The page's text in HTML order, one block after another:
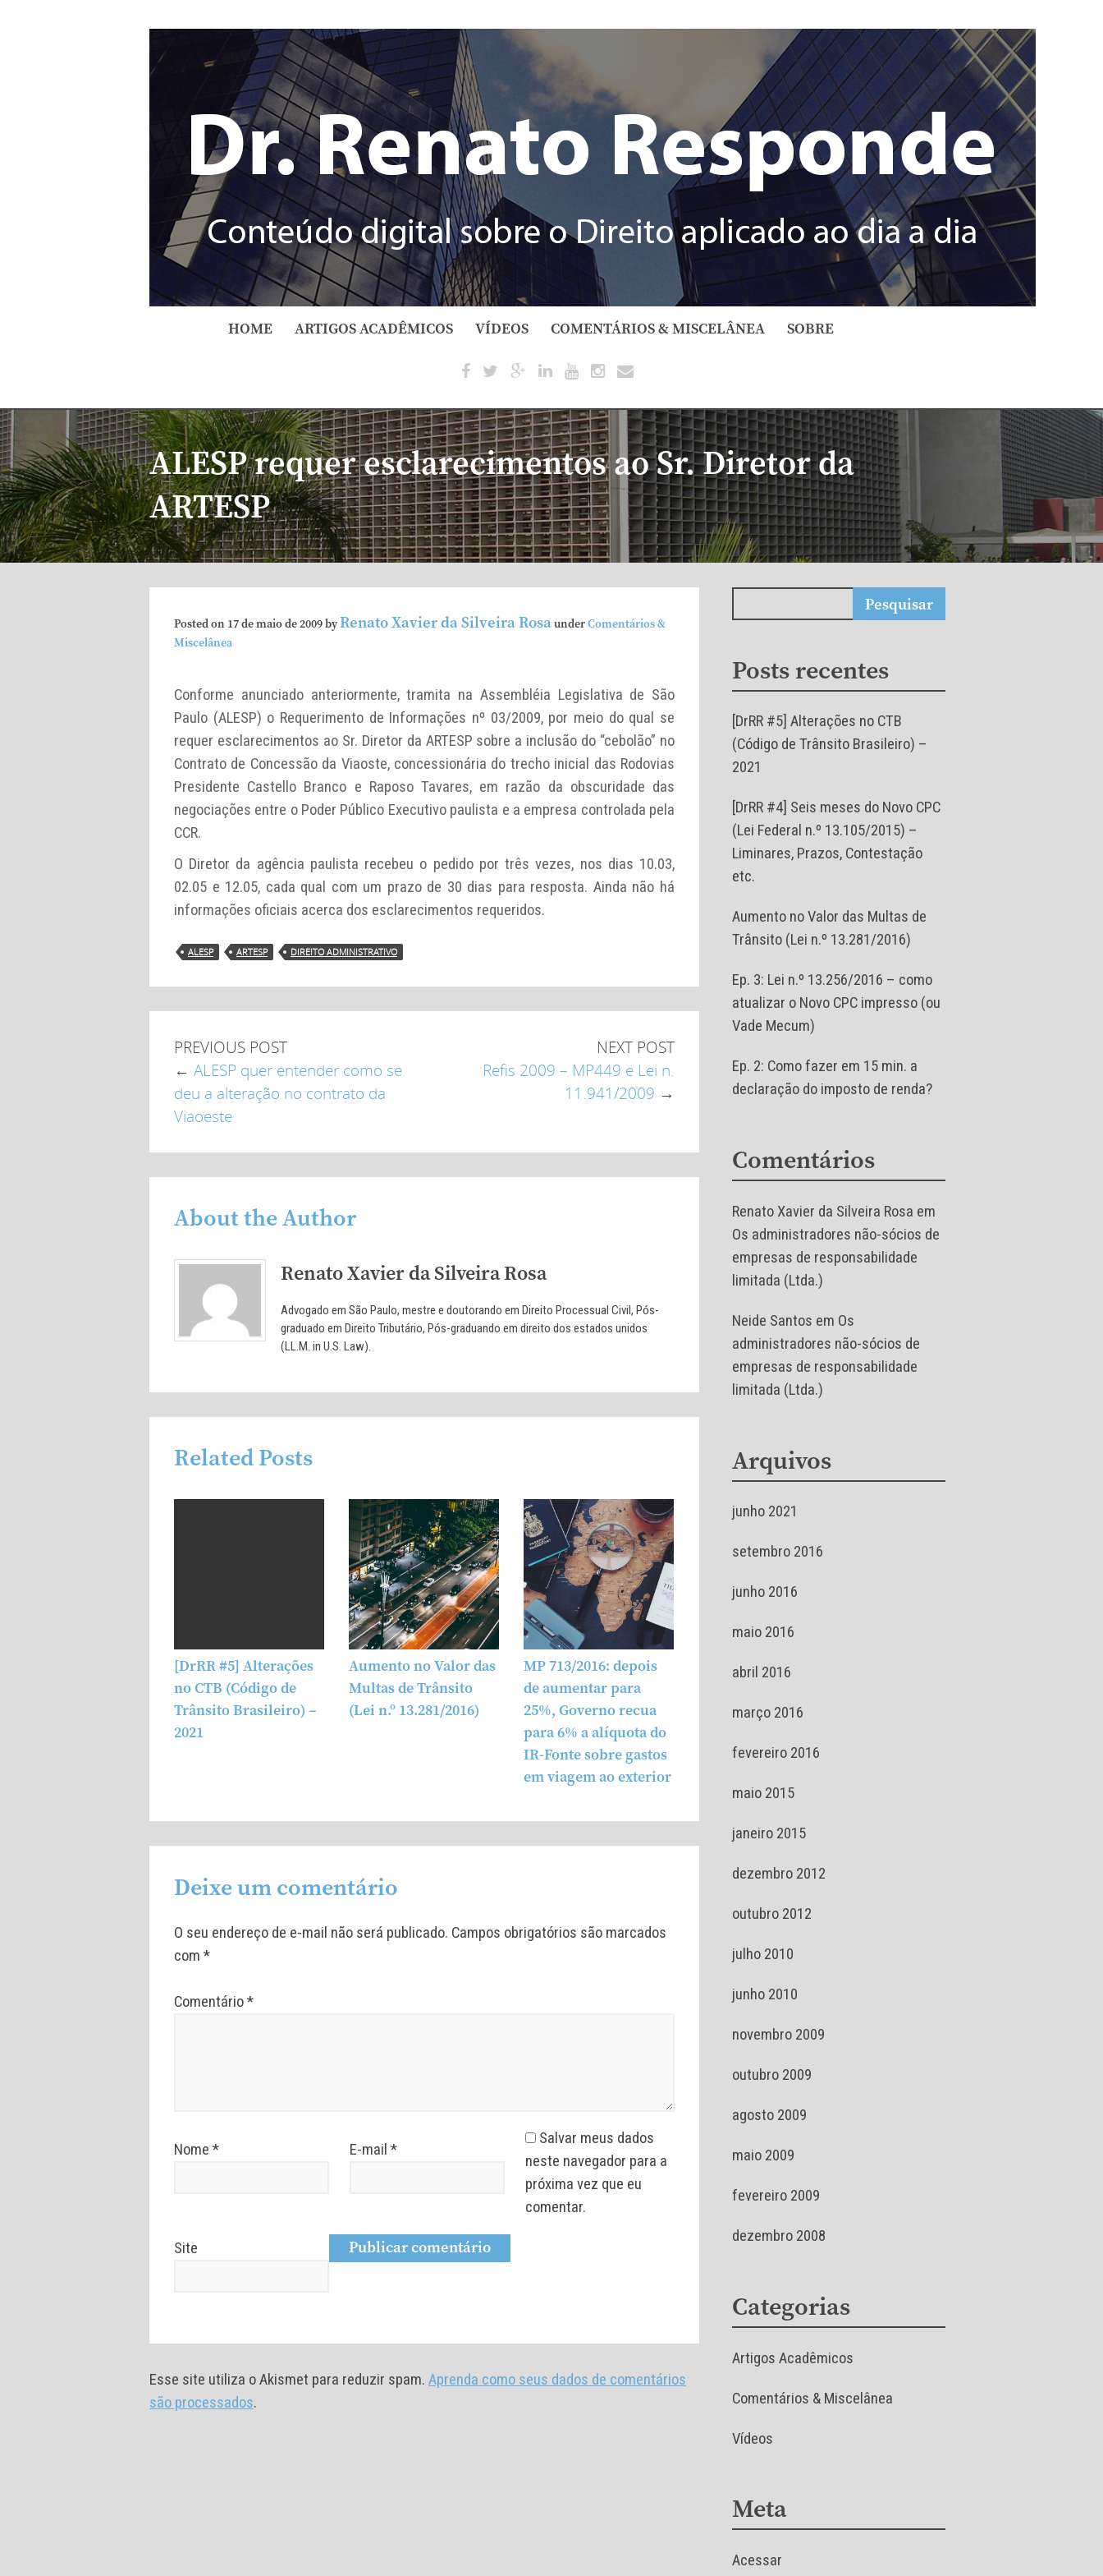
HOME ARTIGOS ACADÊMICOS VÍDEOS COMENTÁRIOS & MISCELÂNEA SOBRE
ALESP requer esclarecimentos ao Sr. Diretor da
ARTESP
Posted on 17 de maio de 2009byRenato Xavier da Silveira RosaunderComentários &
Miscelânea
Conforme anunciado anteriormente, tramita na Assembléia Legislativa de São
Paulo (ALESP) o Requerimento de Informações nº 03/2009, por meio do qual se
requer esclarecimentos ao Sr. Diretor da ARTESP sobre a inclusão do “cebolão” no
Contrato de Concessão da Viaoste, concessionária do trecho inicial das Rodovias
Presidente Castello Branco e Raposo Tavares, em razão da obscuridade das
negociações entre o Poder Público Executivo paulista e a empresa controlada pela
CCR.
O Diretor da agência paulista recebeu o pedido por três vezes, nos dias 10.03,
02.05 e 12.05, cada qual com um prazo de 30 dias para resposta. Ainda não há
informações oficiais acerca dos esclarecimentos requeridos.
ALESP ARTESP DIREITO ADMINISTRATIVO
PREVIOUS POST
← ALESP quer entender como se
deu a alteração no contrato da
Viaoeste
NEXT POST
Refis 2009 – MP449 e Lei n.
11.941/2009 →
About the Author
Renato Xavier da Silveira Rosa
Advogado em São Paulo, mestre e doutorando em Direito Processual Civil, Pós-
graduado em Direito Tributário, Pós-graduando em direito dos estados unidos
(LL.M. in U.S. Law).
Related Posts
[DrRR #5] Alterações
no CTB (Código de
Trânsito Brasileiro) –
2021
Aumento no Valor das
Multas de Trânsito
(Lei n.º 13.281/2016)
MP 713/2016: depois
de aumentar para
25%, Governo recua
para 6% a alíquota do
IR-Fonte sobre gastos
em viagem ao exterior
Deixe um comentário
O seu endereço de e-mail não será publicado. Campos obrigatórios são marcados
com *
Comentário*
Nome * E-mail*
Site
Salvar meus dados
neste navegador para a
próxima vez que eu
comentar.
Esse site utiliza o Akismet para reduzir spam. Aprenda como seus dados de comentários
são processados.
Posts recentes
[DrRR #5] Alterações no CTB
(Código de Trânsito Brasileiro) –
2021
[DrRR #4] Seis meses do Novo CPC
(Lei Federal n.º 13.105/2015) –
Liminares, Prazos, Contestação
etc.
Aumento no Valor das Multas de
Trânsito (Lei n.º 13.281/2016)
Ep. 3: Lei n.º 13.256/2016 – como
atualizar o Novo CPC impresso (ou
Vade Mecum)
Ep. 2: Como fazer em 15 min. a
declaração do imposto de renda?
Comentários
Renato Xavier da Silveira Rosa em
Os administradores não-sócios de
empresas de responsabilidade
limitada (Ltda.)
Neide Santos em Os
administradores não-sócios de
empresas de responsabilidade
limitada (Ltda.)
Arquivos
junho 2021
setembro 2016
junho 2016
maio 2016
abril 2016
março 2016
fevereiro 2016
maio 2015
janeiro 2015
dezembro 2012
outubro 2012
julho 2010
junho 2010
novembro 2009
outubro 2009
agosto 2009
maio 2009
fevereiro 2009
dezembro 2008
Categorias
Artigos Acadêmicos
Comentários & Miscelânea
Vídeos
Meta
Acessar